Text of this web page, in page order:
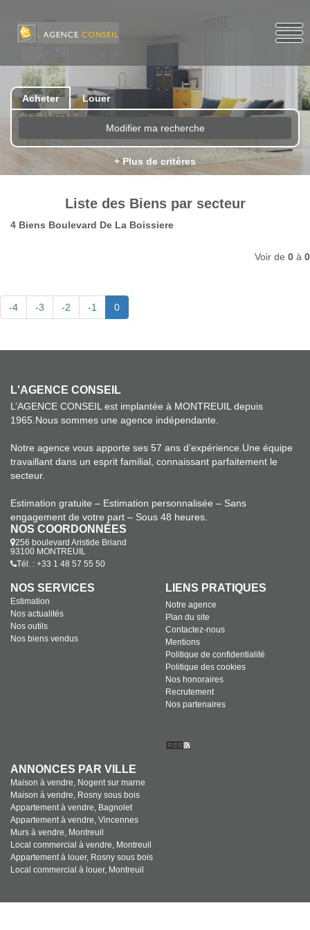
Acheter Louer
Modifier ma recherche
+ Plus de critères
Liste des Biens par secteur
4 Biens Boulevard De La Boissiere
Voir de 0 à 0
-4 -3 -2 -1 0
L'AGENCE CONSEIL
L’AGENCE CONSEIL est implantée à MONTREUIL depuis
1965.Nous sommes une agence indépendante.
Notre agence vous apporte ses 57 ans d’expérience.Une équipe
travaillant dans un esprit familial, connaissant parfaitement le
secteur.
Estimation gratuite – Estimation personnalisée – Sans
engagement de votre part – Sous 48 heures.
NOS COORDONNÉES
256 boulevard Aristide Briand
93100 MONTREUIL
Tél. : +33 1 48 57 55 50
NOS SERVICES
Estimation
Nos actualités
Nos outils
Nos biens vendus
LIENS PRATIQUES
Notre agence
Plan du site
Contactez-nous
Mentions
Politique de confidentialité
Politique des cookies
Nos honoraires
Recrutement
Nos partenaires
ANNONCES PAR VILLE
Maison à vendre, Nogent sur marne
Maison à vendre, Rosny sous bois
Appartement à vendre, Bagnolet
Appartement à vendre, Vincennes
Murs à vendre, Montreuil
Local commercial à vendre, Montreuil
Appartement à louer, Rosny sous bois
Local commercial à louer, Montreuil